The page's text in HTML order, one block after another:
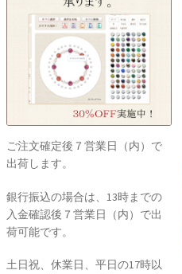
ご注文確定後７営業日（内）で
出荷します。
銀行振込の場合は、13時までの
入金確認後７営業日（内）で出
荷可能です。
土日祝、休業日、平日の17時以